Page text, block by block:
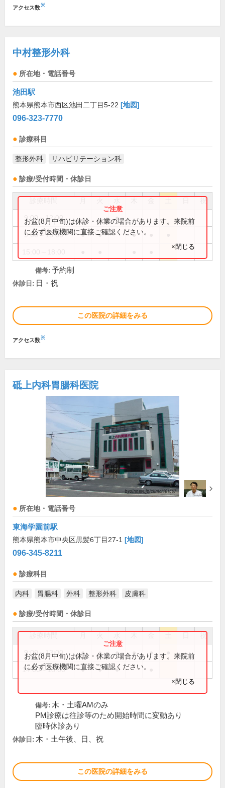
アクセス数※
中村整形外科
所在地・電話番号
池田駅
熊本県熊本市西区池田二丁目5-22 [地図]
096-323-7770
診療科目
整形外科 リハビリテーション科
診療/受付時間・休診日
祝
9:00～12:00 ●
9:00～13:00 ● ● ●
お盆(8月中旬)は休診・休業の場合があります。来院前
に必ず医療機関に直接ご確認ください。
×閉じる
備考: 予約制
休診日: 日・祝
この医院の詳細をみる
アクセス数※
砥上内科胃腸科医院
所在地・電話番号
東海学園前駅
熊本県熊本市中央区黒髪6丁目27-1 [地図]
096-345-8211
診療科目
内科 胃腸科 外科 整形外科 皮膚科
診療/受付時間・休診日
祝
9:00～13:00 ● ● ● ● ●
14:00～18:00 ● ● ●
お盆(8月中旬)は休診・休業の場合があります。来院前
に必ず医療機関に直接ご確認ください。
×閉じる
備考: 木・土曜AMのみ
PM診療は往診等のため開始時間に変動あり
臨時休診あり
休診日: 木・土午後、日、祝
この医院の詳細をみる